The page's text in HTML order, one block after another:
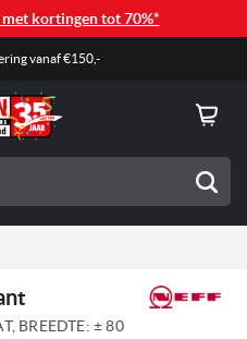
met kortingen tot 70%*
vanaf €150,-
BREEDTE: ± 80